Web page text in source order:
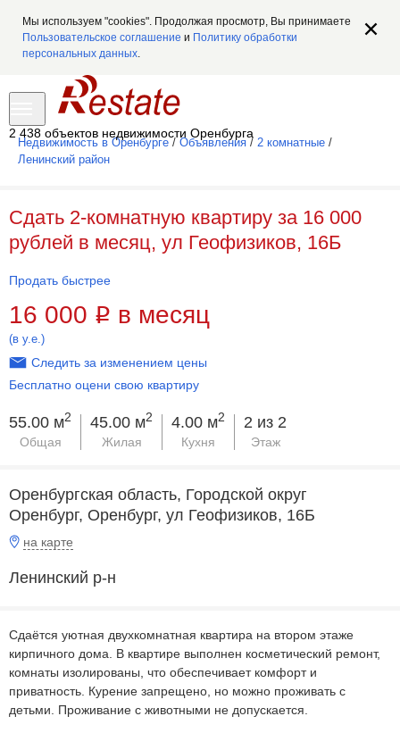
Мы используем "cookies". Продолжая просмотр, Вы принимаете
Пользовательское соглашение и Политику обработки
персональных данных.
2 438 объектов недвижимости Оренбурга
Недвижимость в Оренбурге / Объявления / 2 комнатные /
Ленинский район
Сдать 2-комнатную квартиру за 16 000
рублей в месяц, ул Геофизиков, 16Б
Продать быстрее
16 000 Р в месяц
(в у.е.)
Следить за изменением цены
Бесплатно оцени свою квартиру
55.00 м2
Общая
45.00 м2
Жилая
4.00 м2
Кухня
2 из 2
Этаж
Оренбургская область, Городской округ
Оренбург, Оренбург, ул Геофизиков, 16Б
на карте
Ленинский р-н
Сдаётся уютная двухкомнатная квартира на втором этаже
кирпичного дома. В квартире выполнен косметический ремонт,
комнаты изолированы, что обеспечивает комфорт и
приватность. Курение запрещено, но можно проживать с
детьми. Проживание с животными не допускается.